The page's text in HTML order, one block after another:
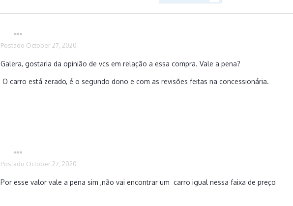
Postado October 27, 2020
Galera, gostaria da opinião de vcs em relação a essa compra. Vale a pena?
O carro está zerado, é o segundo dono e com as revisões feitas na concessionária.
Postado October 27, 2020
Por esse valor vale a pena sim ,não vai encontrar um carro igual nessa faixa de preço